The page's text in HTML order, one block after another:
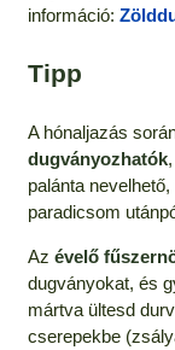
információ:
Tipp
A hónaljazás
dugványozhatók
palánta
paradicsom
Az évelő
dugványokat, és
mártva ültesd
cserepekbe